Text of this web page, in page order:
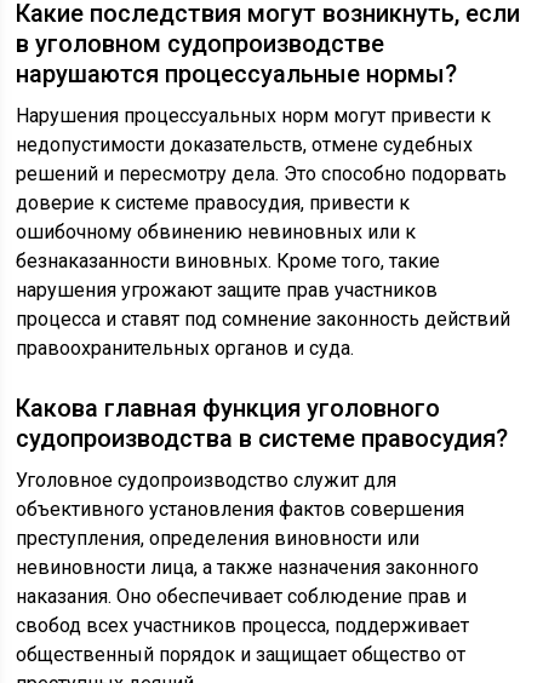
Какие последствия могут возникнуть, если
в уголовном судопроизводстве
нарушаются процессуальные нормы?
Нарушения процессуальных норм могут привести к
недопустимости доказательств, отмене судебных
решений и пересмотру дела. Это способно подорвать
доверие к системе правосудия, привести к
ошибочному обвинению невиновных или к
безнаказанности виновных. Кроме того, такие
нарушения угрожают защите прав участников
процесса и ставят под сомнение законность действий
правоохранительных органов и суда.
Какова главная функция уголовного
судопроизводства в системе правосудия?
Уголовное судопроизводство служит для
объективного установления фактов совершения
преступления, определения виновности или
невиновности лица, а также назначения законного
наказания. Оно обеспечивает соблюдение прав и
свобод всех участников процесса, поддерживает
общественный порядок и защищает общество от